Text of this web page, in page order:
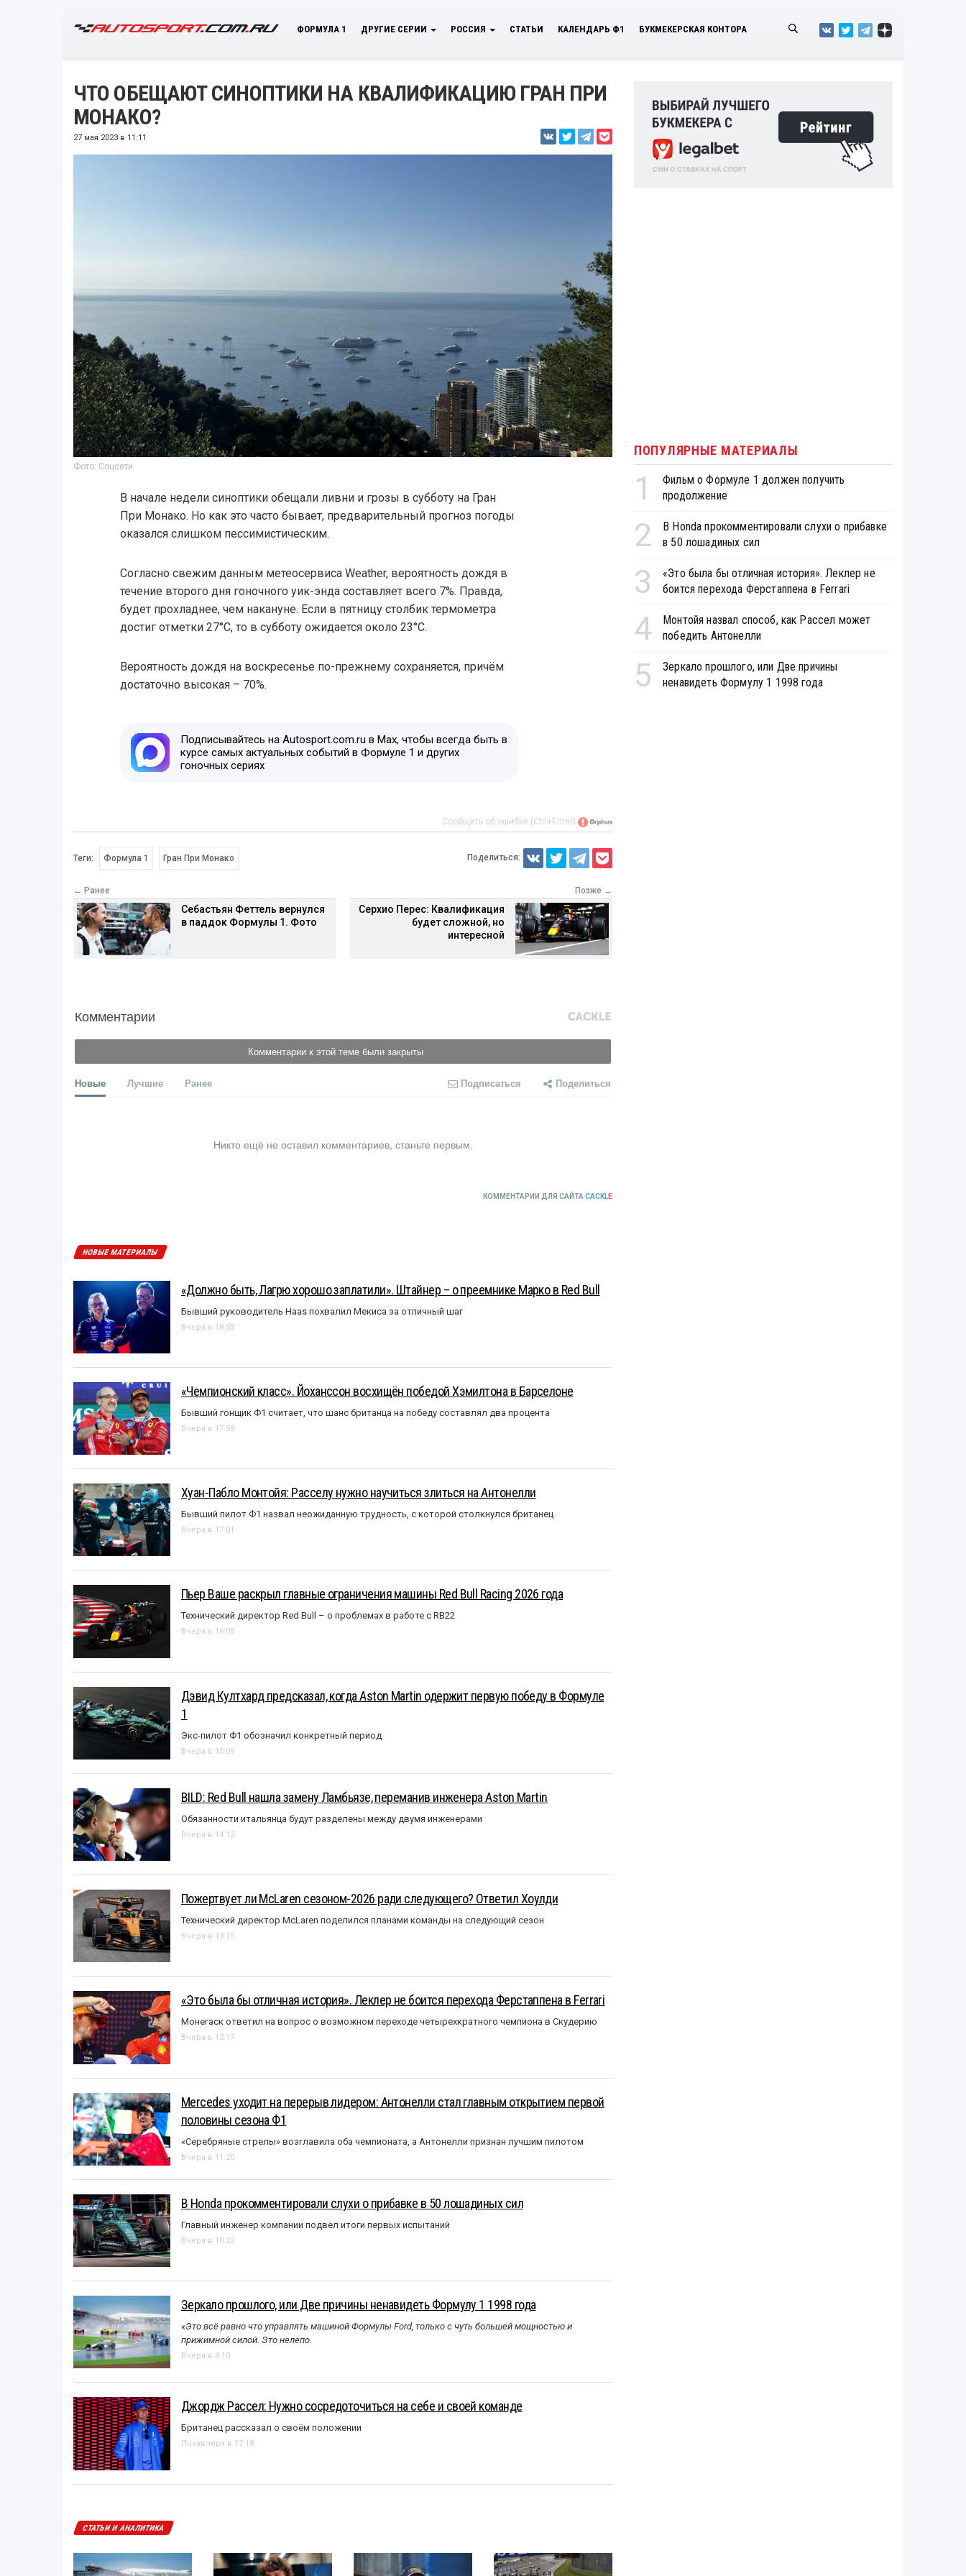
ФОРМУЛА 1 ДРУГИЕ СЕРИИ РОССИЯ СТАТЬИ КАЛЕНДАРЬ Ф1 БУКМЕКЕРСКАЯ КОНТОРА
ЧТО ОБЕЩАЮТ СИНОПТИКИ НА КВАЛИФИКАЦИЮ ГРАН ПРИ
МОНАКО?
27 мая 2023 в 11:11
Фото: Соцсети
В начале недели синоптики обещали ливни и грозы в субботу на Гран
При Монако. Но как это часто бывает, предварительный прогноз погоды
оказался слишком пессимистическим.
Согласно свежим данным метеосервиса Weather, вероятность дождя в
течение второго дня гоночного уик-энда составляет всего 7%. Правда,
будет прохладнее, чем накануне. Если в пятницу столбик термометра
достиг отметки 27°C, то в субботу ожидается около 23°C.
Вероятность дождя на воскресенье по-прежнему сохраняется, причём
достаточно высокая – 70%.
Подписывайтесь на Autosport.com.ru в Max, чтобы всегда быть в
курсе самых актуальных событий в Формуле 1 и других
гоночных сериях
Сообщить об ошибке (Ctrl+Enter)
Теги: Формула 1 Гран При Монако Поделиться:
← Ранее
Себастьян Феттель вернулся
в паддок Формулы 1. Фото
Позже →
Серхио Перес: Квалификация
будет сложной, но
интересной
Комментарии
Комментарии к этой теме были закрыты
Новые Лучшие Ранее Подписаться Поделиться
Никто ещё не оставил комментариев, станьте первым.
КОММЕНТАРИИ ДЛЯ САЙТА CACKLE
НОВЫЕ МАТЕРИАЛЫ
«Должно быть, Лагрю хорошо заплатили». Штайнер – о преемнике Марко в Red Bull
Бывший руководитель Haas похвалил Мекиса за отличный шаг
Вчера в 18:55
«Чемпионский класс». Йоханссон восхищён победой Хэмилтона в Барселоне
Бывший гонщик Ф1 считает, что шанс британца на победу составлял два процента
Вчера в 17:58
Хуан-Пабло Монтойя: Расселу нужно научиться злиться на Антонелли
Бывший пилот Ф1 назвал неожиданную трудность, с которой столкнулся британец
Вчера в 17:01
Пьер Ваше раскрыл главные ограничения машины Red Bull Racing 2026 года
Технический директор Red Bull – о проблемах в работе с RB22
Вчера в 16:05
Дэвид Култхард предсказал, когда Aston Martin одержит первую победу в Формуле
1
Экс-пилот Ф1 обозначил конкретный период
Вчера в 15:09
BILD: Red Bull нашла замену Ламбьязе, переманив инженера Aston Martin
Обязанности итальянца будут разделены между двумя инженерами
Вчера в 14:12
Пожертвует ли McLaren сезоном-2026 ради следующего? Ответил Хоулди
Технический директор McLaren поделился планами команды на следующий сезон
Вчера в 13:15
«Это была бы отличная история». Леклер не боится перехода Ферстаппена в Ferrari
Монегаск ответил на вопрос о возможном переходе четырехкратного чемпиона в Скудерию
Вчера в 12:17
Mercedes уходит на перерыв лидером: Антонелли стал главным открытием первой
половины сезона Ф1
«Серебряные стрелы» возглавила оба чемпионата, а Антонелли признан лучшим пилотом
Вчера в 11:20
В Honda прокомментировали слухи о прибавке в 50 лошадиных сил
Главный инженер компании подвёл итоги первых испытаний
Вчера в 10:22
Зеркало прошлого, или Две причины ненавидеть Формулу 1 1998 года
«Это всё равно что управлять машиной Формулы Ford, только с чуть большей мощностью и
прижимной силой. Это нелепо.
Вчера в 8:10
Джордж Рассел: Нужно сосредоточиться на себе и своей команде
Британец рассказал о своём положении
Позавчера в 17:18
СТАТЬИ И АНАЛИТИКА
ПОПУЛЯРНЫЕ МАТЕРИАЛЫ
1
Фильм о Формуле 1 должен получить
продолжение
2
В Honda прокомментировали слухи о прибавке
в 50 лошадиных сил
3
«Это была бы отличная история». Леклер не
боится перехода Ферстаппена в Ferrari
4
Монтойя назвал способ, как Рассел может
победить Антонелли
5
Зеркало прошлого, или Две причины
ненавидеть Формулу 1 1998 года